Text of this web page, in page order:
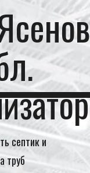
септик и
труб